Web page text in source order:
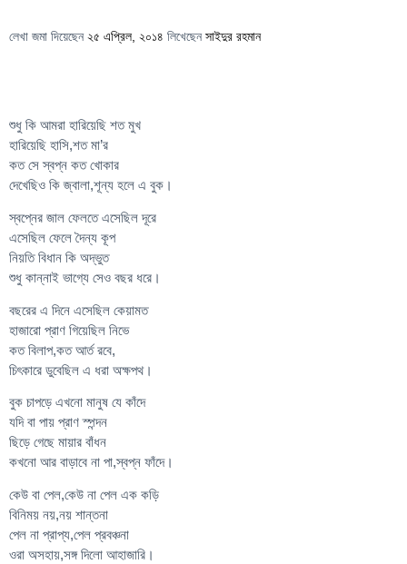
লেখা জমা দিয়েছেন ২৫ এপ্রিল, ২০১৪ লিখেছেন সাইদুর রহমান
শুধু কি আমরা হারিয়েছি শত মুখ
হারিয়েছি হাসি,শত মা’র
কত সে স্বপ্ন কত খোকার
দেখেছিও কি জ্বালা,শূন্য হলে এ বুক।
স্বপ্নের জাল ফেলতে এসেছিল দূরে
এসেছিল ফেলে দৈন্য কূপ
নিয়তি বিধান কি অদ্ভুত
শুধু কান্নাই ভাগ্যে সেও বছর ধরে।
বছরের এ দিনে এসেছিল কেয়ামত
হাজারো প্রাণ গিয়েছিল নিভে
কত বিলাপ,কত আর্ত রবে,
চিৎকারে ডুবেছিল এ ধরা অক্ষপথ।
বুক চাপড়ে এখনো মানুষ যে কাঁদে
যদি বা পায় প্রাণ স্পন্দন
ছিড়ে গেছে মায়ার বাঁধন
কখনো আর বাড়াবে না পা,স্বপ্ন ফাঁদে।
কেউ বা পেল,কেউ না পেল এক কড়ি
বিনিময় নয়,নয় শান্তনা
পেল না প্রাপ্য,পেল প্রবঞ্চনা
ওরা অসহায়,সঙ্গ দিলো আহাজারি।